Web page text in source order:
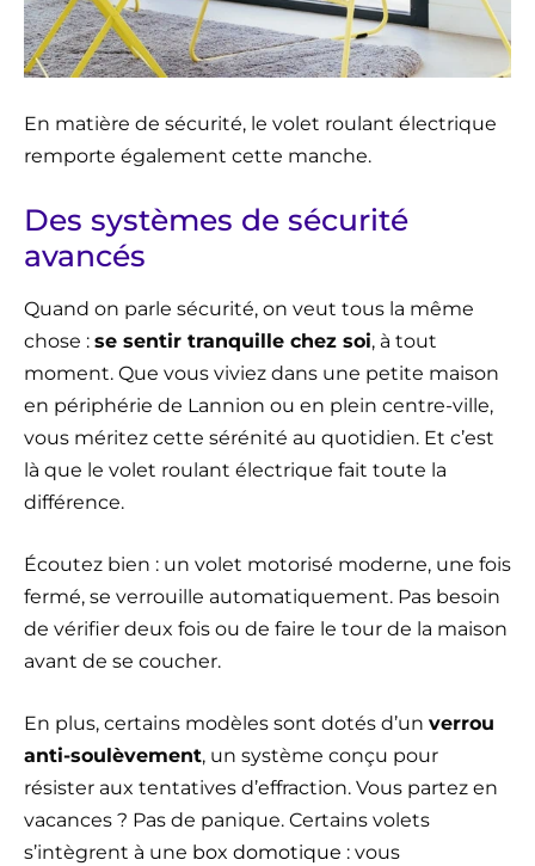
En matière de sécurité, le volet roulant électrique
remporte également cette manche.
Des systèmes de sécurité
avancés
Quand on parle sécurité, on veut tous la même
chose : se sentir tranquille chez soi, à tout
moment. Que vous viviez dans une petite maison
en périphérie de Lannion ou en plein centre-ville,
vous méritez cette sérénité au quotidien. Et c’est
là que le volet roulant électrique fait toute la
différence.
Écoutez bien : un volet motorisé moderne, une fois
fermé, se verrouille automatiquement. Pas besoin
de vérifier deux fois ou de faire le tour de la maison
avant de se coucher.
En plus, certains modèles sont dotés d’un verrou
anti-soulèvement, un système conçu pour
résister aux tentatives d’effraction. Vous partez en
vacances ? Pas de panique. Certains volets
s’intègrent à une box domotique : vous